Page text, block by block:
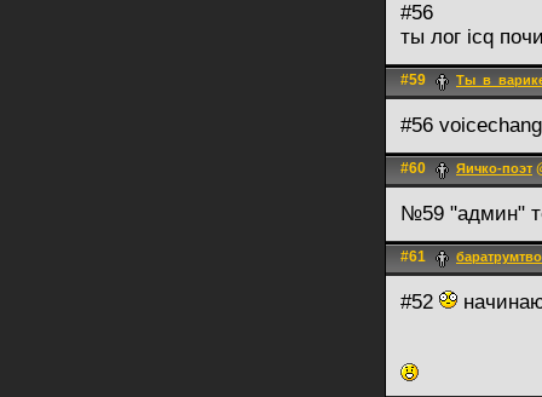
#56
ты лог icq
#59
#56
#60 Яичко-поэт
№59 "админ"
#61
#52